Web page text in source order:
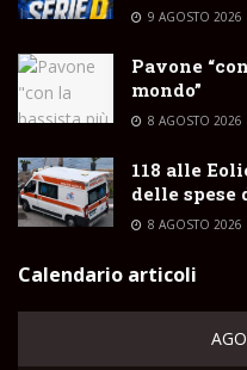
9 AGOSTO 2026
Pavone
mondo”
8 AGOSTO 2026
118 alle
delle spese
8 AGOSTO 2026
Calendario articoli